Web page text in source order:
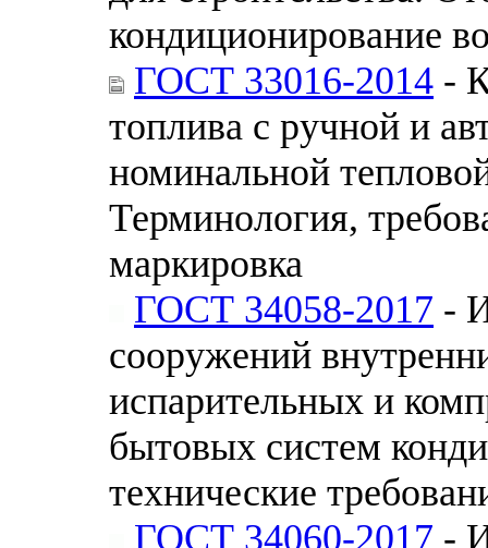
кондиционирование
ГОСТ 33016-2014 -
топлива с ручной и
номинальной
Терминология,
маркировка
ГОСТ 34058-2017 -
сооружений
испарительных и
бытовых систем
технические
ГОСТ 34060-2017 -